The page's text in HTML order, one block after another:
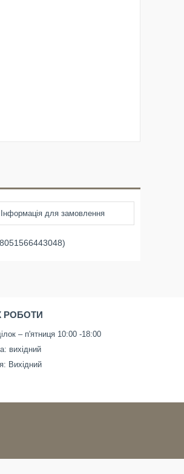
Інформація для замовлення
РОБОТИ
– п'ятниця 10:00 -18:00
вихідний
Вихідний